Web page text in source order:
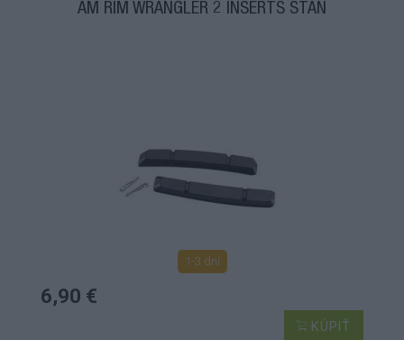
AM RIM WRANGLER 2 INSERTS STAN
1-3 dní
6,90 €
KÚPIŤ